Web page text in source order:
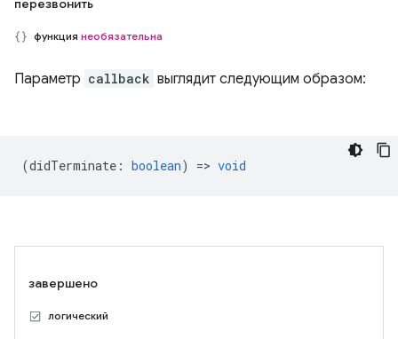
перезвонить
функция необязательна
Параметр callback выглядит следующим образом:
(didTerminate : boolean) => void
завершено
логический